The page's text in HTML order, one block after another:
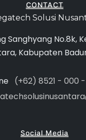
CONTACT
Solusi
Sanghyang No.8k,
Kabupaten
(+62) 8521 - 000
Social Media